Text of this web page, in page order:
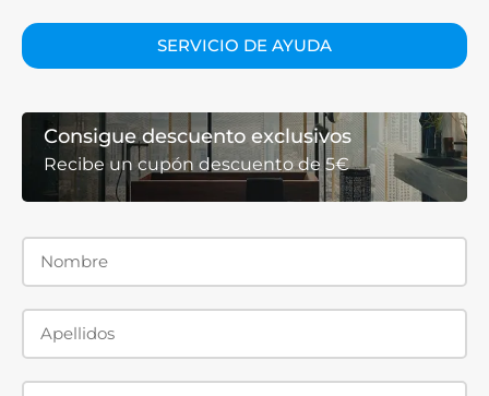
SERVICIO DE AYUDA
Consigue descuento exclusivos
Recibe un cupón descuento de 5€